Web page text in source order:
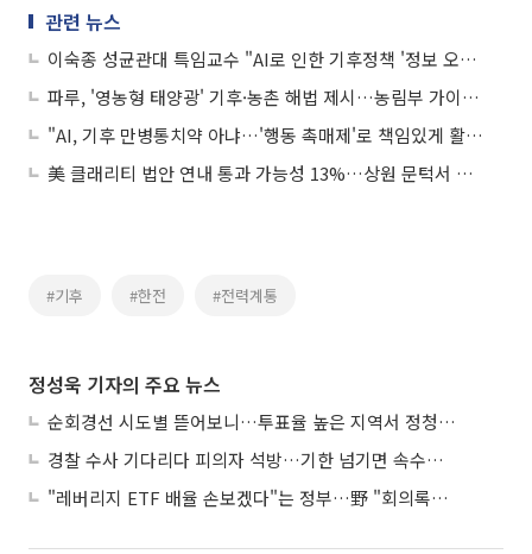
관련 뉴스
이숙종 성균관대 특임교수 "AI로 인한 기후정책 '정보 오염' 방지해야"
파루, '영농형 태양광' 기후·농촌 해법 제시…농림부 가이드라인 검토 수혜 기대감에 상승세
"AI, 기후 만병통치약 아냐…'행동 촉매제'로 책임있게 활용해야"
美 클래리티 법안 연내 통과 가능성 13%…상원 문턱서 제동
#기후 #한전 #전력계통
정성욱 기자의 주요 뉴스
순회경선 시도별 뜯어보니…투표율 높은 지역서 정청래 강세
경찰 수사 기다리다 피의자 석방…기한 넘기면 속수무책
"레버리지 ETF 배율 손보겠다"는 정부…野 "회의록부터 내놔야"